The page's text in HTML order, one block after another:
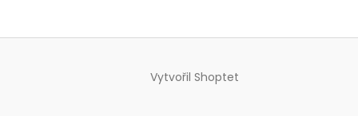
Vytvořil Shoptet